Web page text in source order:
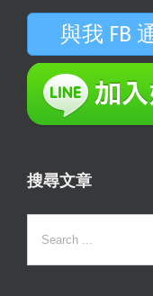
與我
搜尋文章